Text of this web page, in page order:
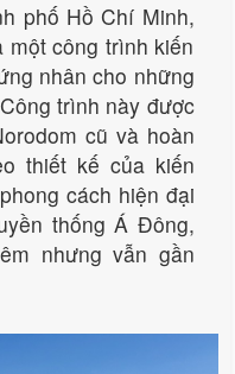
phố Hồ Chí Minh,
công trình kiến
nhân cho những
trình này được
cũ và hoàn
thiết kế của kiến
cách hiện đại
thống Á Đông,
nhưng vẫn gần